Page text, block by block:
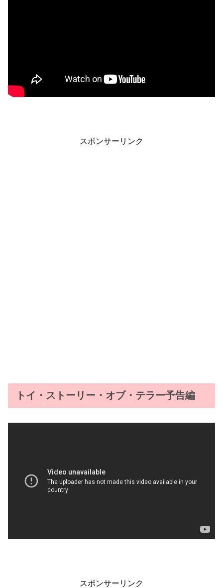
スポンサーリンク
トイ・ストーリー・オブ・テラー予告編
スポンサーリンク